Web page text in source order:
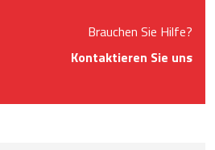
Brauchen Sie Hilfe?
Kontaktieren Sie uns